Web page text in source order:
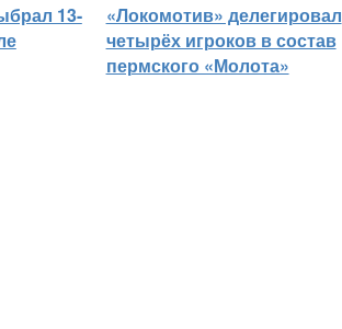
13-
«Локомотив» делегировал
четырёх игроков в состав
пермского «Молота»